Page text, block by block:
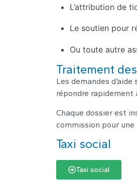
L’attribution de
Le soutien pour
Ou toute autre
Traitement
Les demandes
répondre rapidement
Chaque dossier est
commission pour une
Taxi social
Taxi social